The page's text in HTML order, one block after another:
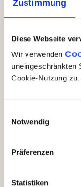
Zustimmung
Diese Webseite
Wir verwenden
uneingeschränkten
Cookie-Nutzung zu.
Notwendig
Präferenzen
Statistiken
4,99 €
Auf Lager| Nr.67183
3 von 3 Bewertungen
5 von 5 Sternen
Perfekt (3)